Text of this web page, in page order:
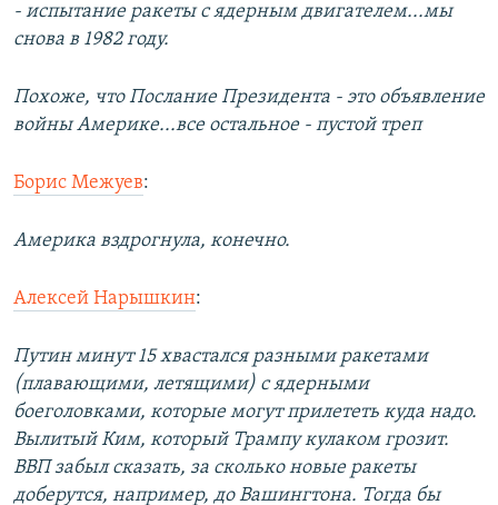
- испытание ракеты с ядерным двигателем...мы
снова в 1982 году.
Похоже, что Послание Президента - это объявление
войны Америке...все остальное - пустой треп
Борис Межуев:
Америка вздрогнула, конечно.
Алексей Нарышкин:
Путин минут 15 хвастался разными ракетами
(плавающими, летящими) с ядерными
боеголовками, которые могут прилететь куда надо.
Вылитый Ким, который Трампу кулаком грозит.
ВВП забыл сказать, за сколько новые ракеты
доберутся, например, до Вашингтона. Тогда бы